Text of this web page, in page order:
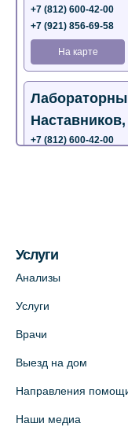
+7 (812) 600-42-00
+7 (921) 856-69-58
На карте
Наставников,
+7 (812) 600-42-00
Пестеля, 25А
Медицинский
пр., 4
Услуги
Анализы
Услуги
Врачи
Выезд на дом
Направления
Наши медиа